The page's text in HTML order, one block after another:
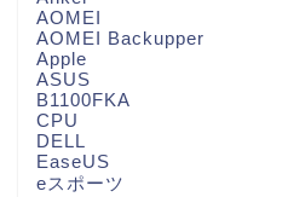
AOMEI
AOMEI Backupper
Apple
ASUS
B1100FKA
CPU
DELL
EaseUS
eスポーツ